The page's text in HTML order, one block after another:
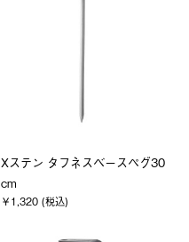
Xステン タフネスベースペグ30
cm
￥1,320 (税込)